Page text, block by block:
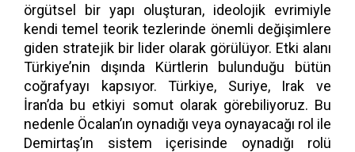
örgütsel bir yapı oluşturan, ideolojik evrimiyle
kendi temel teorik tezlerinde önemli değişimlere
giden stratejik bir lider olarak görülüyor. Etki alanı
Türkiye’nin dışında Kürtlerin bulunduğu bütün
coğrafyayı kapsıyor. Türkiye, Suriye, Irak ve
İran’da bu etkiyi somut olarak görebiliyoruz. Bu
nedenle Öcalan’ın oynadığı veya oynayacağı rol ile
Demirtaş’ın sistem içerisinde oynadığı rolü